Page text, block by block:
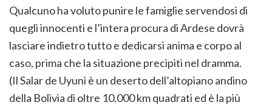
Qualcuno ha voluto punire le famiglie servendosi di
quegli innocenti e l’intera procura di Ardese dovrà
lasciare indietro tutto e dedicarsi anima e corpo al
caso, prima che la situazione precipiti nel dramma.
(Il Salar de Uyuni è un deserto dell’altopiano andino
della Bolivia di oltre 10.000 km quadrati ed è la più